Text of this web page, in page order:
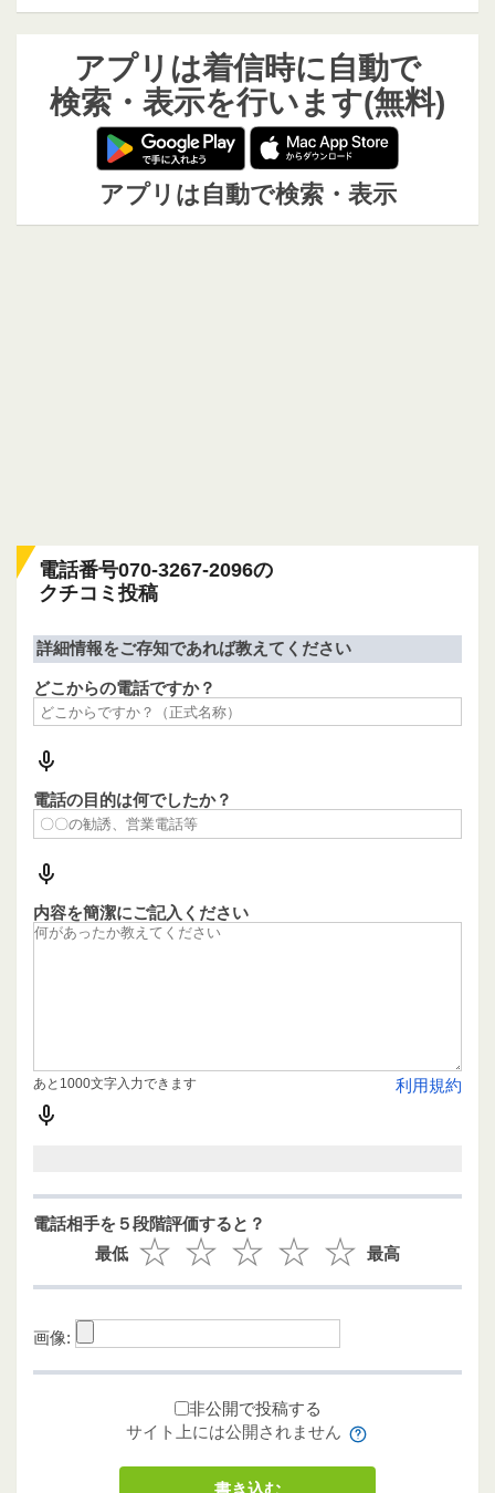
アプリは着信時に自動で
検索・表示を行います(無料)
アプリは自動で検索・表示
電話番号070-3267-2096の
クチコミ投稿
詳細情報をご存知であれば教えてください
どこからの電話ですか？
電話の目的は何でしたか？
内容を簡潔にご記入ください
利用規約
あと1000文字入力できます
電話相手を５段階評価すると？
最低
最高
画像:
非公開で投稿する
サイト上には公開されません